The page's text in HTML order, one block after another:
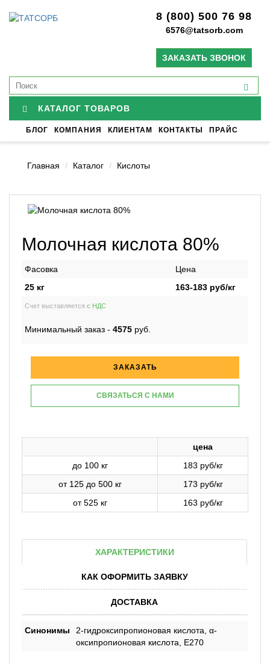
8 (800) 500 76 98
6576@tatsorb.com
ЗАКАЗАТЬ ЗВОНОК
КАТАЛОГ ТОВАРОВ
БЛОГ КОМПАНИЯ КЛИЕНТАМ КОНТАКТЫ ПРАЙС
Главная Каталог Кислоты
Молочная кислота 80%
Фасовка
Цена
25 кг
163-183 руб/кг
Счет выставляется с НДС
Минимальный заказ - 4575 руб.
ЗАКАЗАТЬ
СВЯЗАТЬСЯ С НАМИ
цена
до 100 кг
183 руб/кг
от 125 до 500 кг
173 руб/кг
от 525 кг
163 руб/кг
ХАРАКТЕРИСТИКИ
КАК ОФОРМИТЬ ЗАЯВКУ
ДОСТАВКА
Синонимы
2-гидроксипропионовая кислота, α-
оксипропионовая кислота, Е270